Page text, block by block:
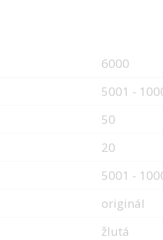
6000
5001 -
50
20
5001 -
originál
žlutá